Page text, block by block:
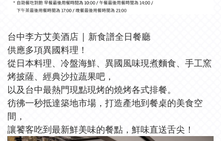
台中李方艾美酒店 | 新食譜全日餐廳
供應多項異國料理！
從日本料理、冷盤海鮮、異國風味現煮麵食、手工窯
烤披薩、經典沙拉蔬果吧，
以及台中最熱門現點現烤的燒烤各式排餐。
彷彿一秒抵達築地市場，打造產地到餐桌的美食空
間，
讓饕客吃到最新鮮美味的餐點，鮮味直送舌尖！